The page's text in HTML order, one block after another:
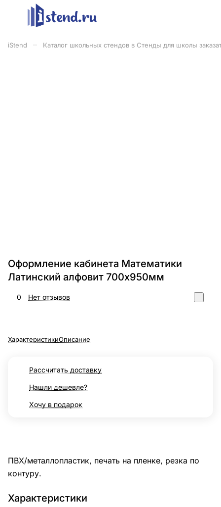
iStend Каталог школьных стендов в Стенды для школы
Оформление кабинета Математики
Латинский алфовит 700х950мм
0 Нет отзывов
ХарактеристикиОписание
Рассчитать доставку
Нашли дешевле?
Хочу в подарок
ПВХ/металлопластик, печать на пленке, резка по
контуру.
Характеристики